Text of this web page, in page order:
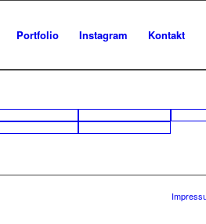
Portfolio Instagram Kontakt